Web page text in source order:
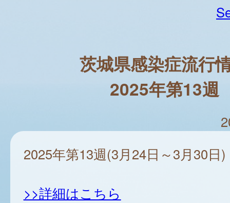
茨城県感染症流行
2025年第13週
2025年第13週(3月24日～3月30日)
>>詳細はこちら